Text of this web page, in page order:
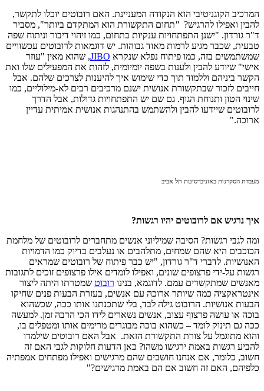
המרכיב הקוגניטיבי הוא הנקודה המעניינת. האם רובוטים יוכלו לתקשר,
להבין ואפילו להרגיש? "תחום התקשורת הוא המתקדם ביותר", מסביר
ד"ר גורדון. "ישנן התפתחויות ענקיות בתחום, כמו זיהוי דיבור וניתוח שפה
טבעית, שכבר מגיע לרמות מאוד גבוהות. יש דוגמאות לרובוטים עכשוויים
שמשתמשים בזה, כמו פיתוח נפלא שנקרא JIBO, שהוא מאין "עוזר
אישי" שיודע להבין ולענות בשפה יומיומית, לזהות את המפעילים שלו ואת
הקשר ביניהם וללמוד תוך כדי שימוש איך להיענות לצרכים שלהם. אבל
חייבים לזכור שבתקשורת אנושית ישנם מרכיבים רבים לא-מילוליים, כמו
שינוי הטון ותנוחת הגוף. גם שם יש התפתחויות גדולות, אבל הדרך
לרובוטים שיידעו להבין ולהשתמש בהתנהגות אנושית אמיתית עדיין
ארוכה."
מעבדת הסקרנות באוניברסיטת תל אביב
איך נרגיש אם לרובוטים יהיו רגשות?
ומה לגבי רגשות? הסיבה שמיליוני אנשים מתחברים לרובוטים של מלחמת
הכוכבים היא שהם שמחים, מתלהבים או נעלבים בדיוק כמו הדמויות
האנושיות. לדברי ד"ר גורדון, "יש כבר פיתוח של רובוטים שמראים
רגשות על-ידי פרצופים שונים, ואפילו לומדים אילו פרצופים זוכים לתגובות
מאנשים שמתקשרים עמם. לדוגמא, בנינו רובוט שמטרתו היתה ליצור
אינטראקציה כמה שיותר ארוכה עם אנשים, בעזרת הבעות פנים שחיקו
הבעות אנושיות. הרובוט גילה לבד, בלי שתכנתנו אותו ככה, שכשהוא
בוכה או עושה פרצוף עצוב, אנשים נשארים לידו הכי הרבה זמן. למעשה
ככה גם תינוק לומד – כשהוא בוכה מבוגרים מרימים אותו ומטפלים בו,
והוא מתוגמל על צורת התקשורת הזאת. אבל האם רובוטים שילמדו
להביע רגשות באמת ירגישו משהו? כאן הדעות חלוקות לגבי האם זה
חשוב, כלומר, אם אנחנו חושבים שהם מרגישים ואפילו מפתחים אמפתיה
כלפיהם, האם זה חשוב אם הם באמת מרגישים?"